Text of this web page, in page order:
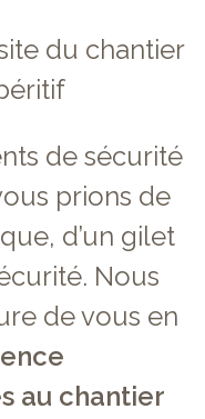
du chantier
de sécurité
prions de
d’un gilet
Nous
de vous en
au chantier